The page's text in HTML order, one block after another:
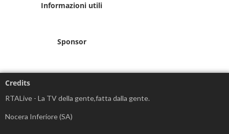
Informazioni utili
Sponsor
Credits
RTALive - La TV della gente,fatta dalla gente.
Nocera Inferiore (SA)